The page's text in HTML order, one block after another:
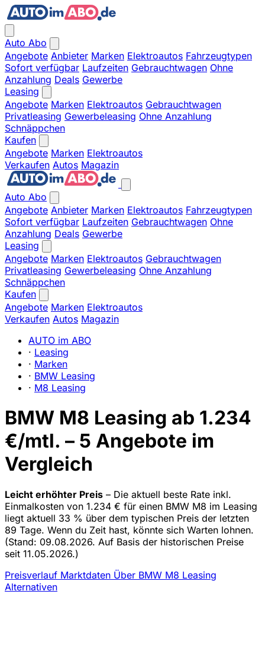
Auto Abo
Angebote Anbieter Marken Elektroautos Fahrzeugtypen
Sofort verfügbar Laufzeiten Gebrauchtwagen Ohne
Anzahlung Deals Gewerbe
Leasing
Angebote Marken Elektroautos Gebrauchtwagen
Privatleasing Gewerbeleasing Ohne Anzahlung
Schnäppchen
Kaufen
Angebote Marken Elektroautos
Verkaufen Autos Magazin
Auto Abo
Angebote Anbieter Marken Elektroautos Fahrzeugtypen
Sofort verfügbar Laufzeiten Gebrauchtwagen Ohne
Anzahlung Deals Gewerbe
Leasing
Angebote Marken Elektroautos Gebrauchtwagen
Privatleasing Gewerbeleasing Ohne Anzahlung
Schnäppchen
Kaufen
Angebote Marken Elektroautos
Verkaufen Autos Magazin
AUTO im ABO
· Leasing
· Marken
· BMW Leasing
· M8 Leasing
BMW M8 Leasing ab 1.234
€/mtl. – 5 Angebote im
Vergleich
Leicht erhöhter Preis – Die aktuell beste Rate inkl.
Einmalkosten von 1.234 € für einen BMW M8 im Leasing
liegt aktuell 33 % über dem typischen Preis der letzten
89 Tage. Wenn du Zeit hast, könnte sich Warten lohnen.
(Stand: 09.08.2026. Auf Basis der historischen Preise
seit 11.05.2026.)
Preisverlauf Marktdaten Über BMW M8 Leasing
Alternativen